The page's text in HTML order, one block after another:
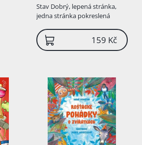
Stav Dobrý, lepená stránka,
jedna stránka pokreslená
159 Kč